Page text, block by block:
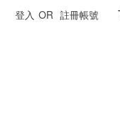
登入 OR 註冊帳號